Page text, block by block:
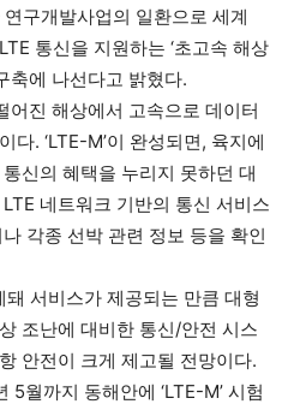
구개발사업의 일환으로 세계
통신을 지원하는 ‘초고속 해상
축에 나선다고 밝혔다.
어진 해상에서 고속으로 데이터
다. ‘LTE-M’이 완성되면, 육지에
신의 혜택을 누리지 못하던 대
네트워크 기반의 통신 서비스
각종 선박 관련 정보 등을 확인
돼 서비스가 제공되는 만큼 대형
조난에 대비한 통신/안전 시스
안전이 크게 제고될 전망이다.
월까지 동해안에 ‘LTE-M’ 시험